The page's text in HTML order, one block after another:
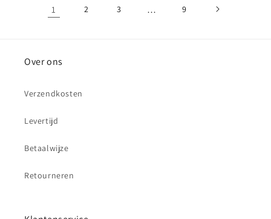
1 2 3 … 9
Over ons
Verzendkosten
Levertijd
Betaalwijze
Retourneren